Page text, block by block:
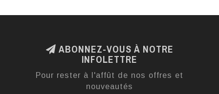
ABONNEZ-VOUS À NOTRE
INFOLETTRE
Pour rester à l'affût de nos offres et
nouveautés